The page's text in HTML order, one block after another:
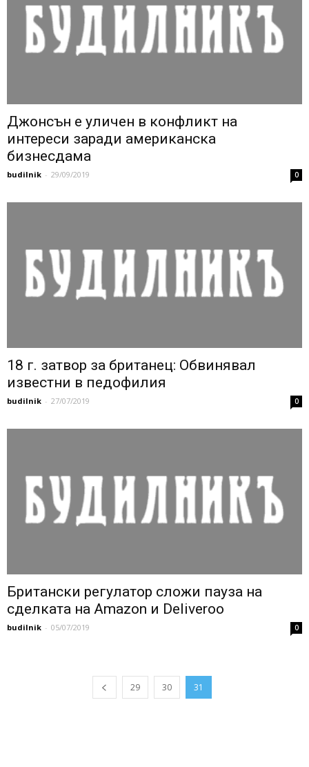
Джонсън е уличен в конфликт на
интереси заради американска
бизнесдама
budilnik - 29/09/2019 0
18 г. затвор за британец: Обвинявал
известни в педофилия
budilnik - 27/07/2019 0
Британски регулатор сложи пауза на
сделката на Amazon и Deliveroo
budilnik - 05/07/2019 0
29 30 31